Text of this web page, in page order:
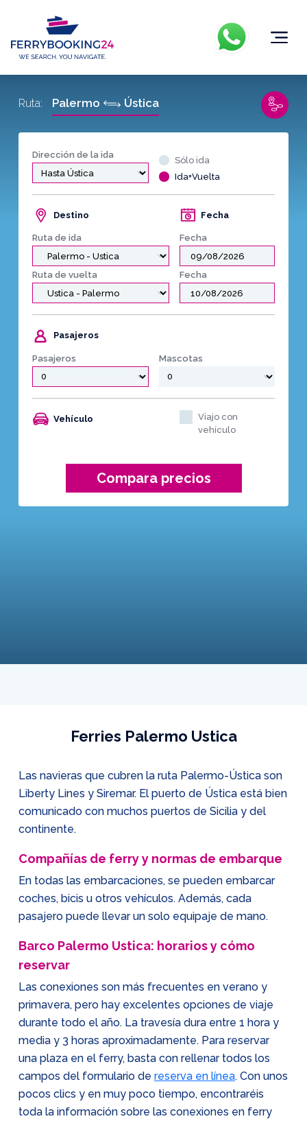
Dirección de la ida
Sólo ida
Ida+Vuelta
Destino
Ruta de ida
Fecha
Fecha
Ruta de vuelta Fecha
Pasajeros
Pasajeros Mascotas
Vehículo
Viajo con
vehículo
Compara precios
Ruta: Palermo Ústica
Ferries Palermo Ustica
Las navieras que cubren la ruta Palermo-Ústica son
Liberty Lines y Siremar. El puerto de Ústica está bien
comunicado con muchos puertos de Sicilia y del
continente.
Compañías de ferry y normas de embarque
En todas las embarcaciones, se pueden embarcar
coches, bicis u otros vehículos. Además, cada
pasajero puede llevar un solo equipaje de mano.
Barco Palermo Ustica: horarios y cómo
reservar
Las conexiones son más frecuentes en verano y
primavera, pero hay excelentes opciones de viaje
durante todo el año. La travesía dura entre 1 hora y
media y 3 horas aproximadamente. Para reservar
una plaza en el ferry, basta con rellenar todos los
campos del formulario de reserva en línea. Con unos
pocos clics y en muy poco tiempo, encontraréis
toda la información sobre las conexiones en ferry